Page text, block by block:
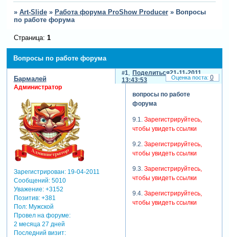
» Art-Slide » Работа форума ProShow Producer » Вопросы
по работе форума
Вопросы по работе форума
Страница: 1
Поделиться
1
21-11-2011
13:43:53
Бармалей
Администратор
Зарегистрирован: 19-04-2011
Сообщений:5010
Уважение: +3152
Позитив: +381
Пол:Мужской
Провел на форуме:
2 месяца 27 дней
Последний визит:
вопросы по работе
форума
9.1. Зарегистрируйтесь,
чтобы увидеть ссылки
9.2. Зарегистрируйтесь,
чтобы увидеть ссылки
9.3. Зарегистрируйтесь,
чтобы увидеть ссылки
9.4. Зарегистрируйтесь,
чтобы увидеть ссылки
0